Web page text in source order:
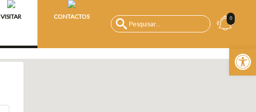
0
VISITAR CONTACTOS